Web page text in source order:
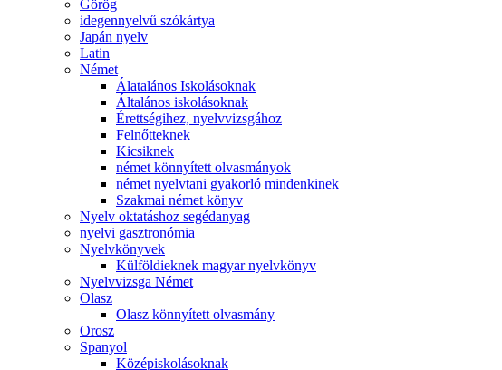
Görög
idegennyelvű szókártya
Japán nyelv
Latin
Német
Álatalános Iskolásoknak
Általános iskolásoknak
Érettségihez, nyelvvizsgához
Felnőtteknek
Kicsiknek
német könnyített olvasmányok
német nyelvtani gyakorló mindenkinek
Szakmai német könyv
Nyelv oktatáshoz segédanyag
nyelvi gasztronómia
Nyelvkönyvek
Külföldieknek magyar nyelvkönyv
Nyelvvizsga Német
Olasz
Olasz könnyített olvasmány
Orosz
Spanyol
Középiskolásoknak